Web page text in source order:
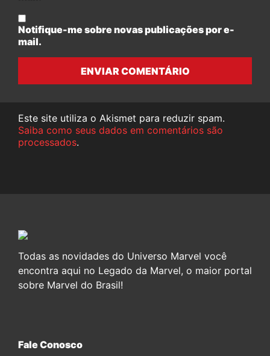
Notifique-me sobre novas publicações por e-
mail.
ENVIAR COMENTÁRIO
Este site utiliza o Akismet para reduzir spam.
Saiba como seus dados em comentários são
processados.
Todas as novidades do Universo Marvel você
encontra aqui no Legado da Marvel, o maior portal
sobre Marvel do Brasil!
Fale Conosco